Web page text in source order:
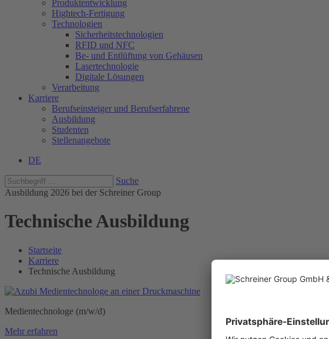
Produktentwicklung
Hightech-Fertigung
Technologien
Sicherheitstechnologien
RFID und NFC
Be- und Entlüftung von Gehäusen
Lasertechnologie
Digitale Lösungen
Verarbeitung
Karriere
Berufseinsteiger und Berufserfahrene
Ausbildung
Studenten
Stellenangebote
DE
Suche
Ausbildung 2026 bei der Schreiner Group
Technische Ausbildung
Startseite
Karriere
Technische Ausbildung
Medientechnologe (m/w/d)
Mehr erfahren